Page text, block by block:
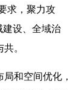
求，聚力攻
建设、全域治
。
和空间优化，